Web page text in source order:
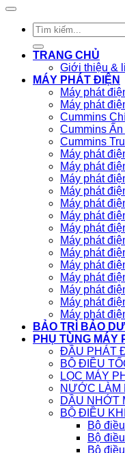
Tìm
kiếm:
TRANG CHỦ
Giới thiệu &
MÁY PHÁT ĐIỆN
Máy phát
Máy phát
Cummins
Cummins
Cummins
Máy phát
Máy phát
Máy phát
Máy phát
Máy phát
Máy phát
Máy phát
Máy phát
Máy phát
Máy phát
Máy phát
Máy phát
Máy phát
Máy phát
BẢO TRÌ BẢO
PHỤ TÙNG MÁY
ĐẦU PHÁT
BỘ ĐIỀU
LỌC MÁY
NƯỚC LÀM
DẦU NHỚT
BỘ ĐIỀU
Bộ
Bộ
Bộ